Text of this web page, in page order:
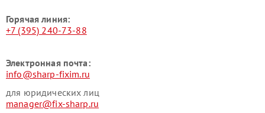
Горячая линия:
+7 (395) 240-73-88
Электронная почта:
info@sharp-fixim.ru
для юридических лиц
manager@fix-sharp.ru